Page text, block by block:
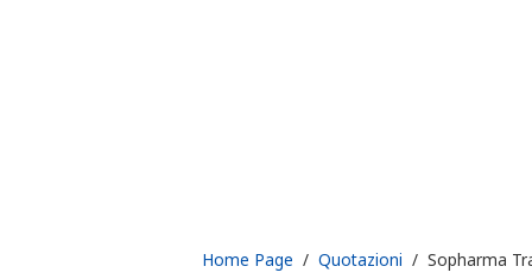
Home Page / Quotazioni / Sopharma